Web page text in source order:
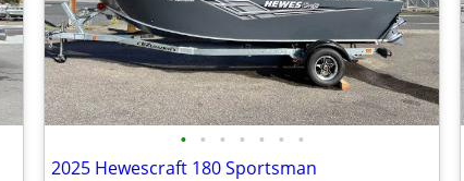
• • • • • • •
2025 Hewescraft 180 Sportsman